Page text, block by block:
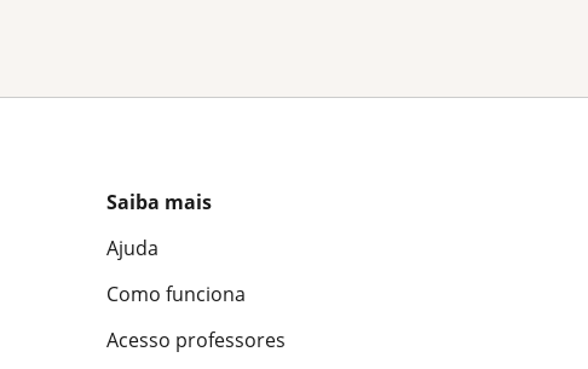
Saiba mais
Ajuda
Como funciona
Acesso professores